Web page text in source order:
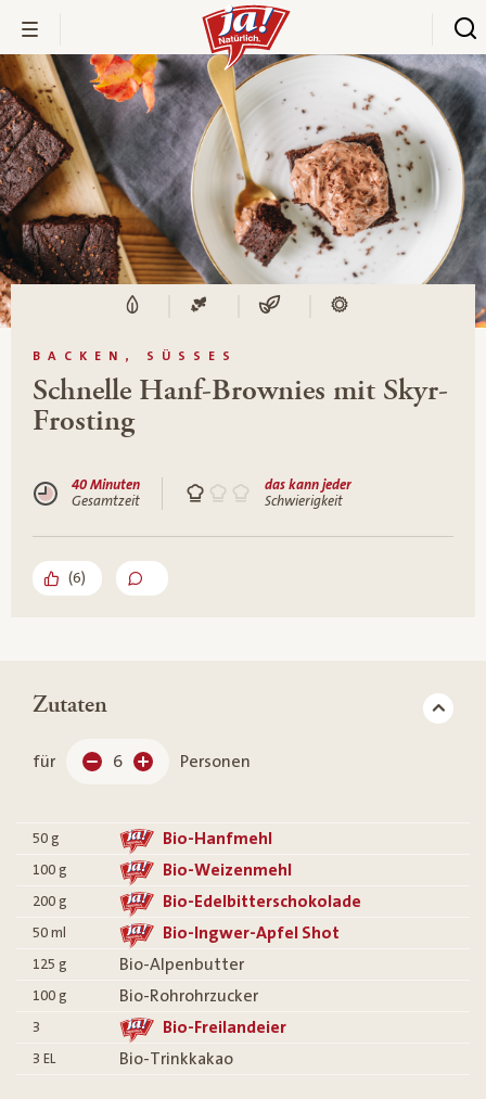
BACKEN, SÜSSES
Schnelle Hanf-Brownies mit Skyr-
Frosting
40 Minuten
Gesamtzeit
das kann jeder
Schwierigkeit
(6)
Zutaten
für 6 Personen
50 g Bio-Hanfmehl
100 g Bio-Weizenmehl
200 g Bio-Edelbitterschokolade
50 ml Bio-Ingwer-Apfel Shot
125 g Bio-Alpenbutter
100 g Bio-Rohrohrzucker
3 Bio-Freilandeier
3 EL Bio-Trinkkakao